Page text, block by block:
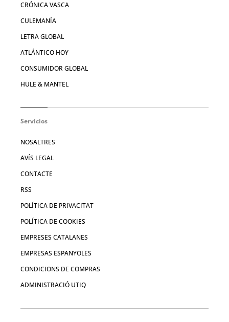
CRÓNICA VASCA
CULEMANÍA
LETRA GLOBAL
ATLÁNTICO HOY
CONSUMIDOR GLOBAL
HULE & MANTEL
Servicios
NOSALTRES
AVÍS LEGAL
CONTACTE
RSS
POLÍTICA DE PRIVACITAT
POLÍTICA DE COOKIES
EMPRESES CATALANES
EMPRESAS ESPANYOLES
CONDICIONS DE COMPRAS
ADMINISTRACIÓ UTIQ